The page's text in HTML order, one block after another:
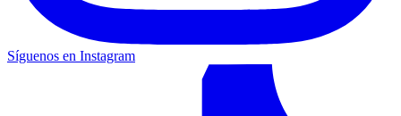
Síguenos en Instagram